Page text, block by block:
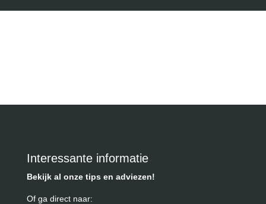
Interessante informatie
Bekijk al onze tips en adviezen!
Of ga direct naar: